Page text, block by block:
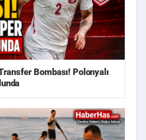
Bombası! Polonyalı